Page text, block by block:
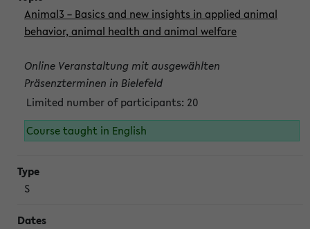
Animal3 – Basics and new insights in applied animal
behavior, animal health and animal welfare
Online Veranstaltung mit ausgewählten
Präsenzterminen in Bielefeld
Limited number of participants: 20
Course taught in English
S